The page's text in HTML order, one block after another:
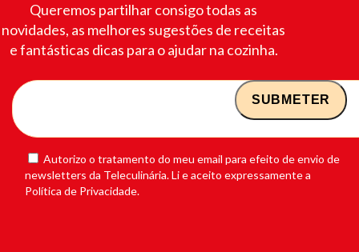
Queremos partilhar consigo todas as
novidades, as melhores sugestões de receitas
e fantásticas dicas para o ajudar na cozinha.
Autorizo o tratamento do meu email para efeito de envio de
newsletters da Teleculinária. Li e aceito expressamente a
Política de Privacidade.